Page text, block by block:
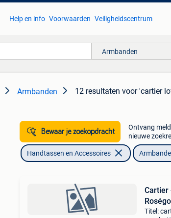
Help en info Voorwaarden Veiligheidscentrum
Armbanden
Armbanden 12 resultaten voor 'cartier
Bewaar je zoekopdracht
Ontvang
nieuwe
Handtassen en Accessoires
Cartier
Titel: